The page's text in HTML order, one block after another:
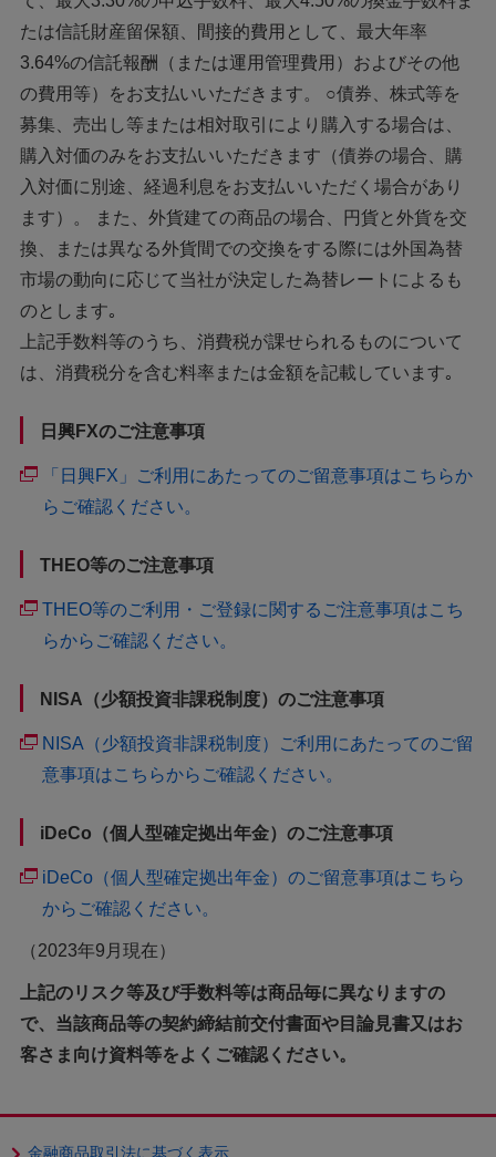
たは信託財産留保額、間接的費用として、最大年率
3.64%の信託報酬（または運用管理費用）およびその他
の費用等）をお支払いいただきます。 ○債券、株式等を
募集、売出し等または相対取引により購入する場合は、
購入対価のみをお支払いいただきます（債券の場合、購
入対価に別途、経過利息をお支払いいただく場合があり
ます）。 また、外貨建ての商品の場合、円貨と外貨を交
換、または異なる外貨間での交換をする際には外国為替
市場の動向に応じて当社が決定した為替レートによるも
のとします｡
上記手数料等のうち、消費税が課せられるものについて
は、消費税分を含む料率または金額を記載しています｡
日興FXのご注意事項
「日興FX」ご利用にあたってのご留意事項はこちらか
らご確認ください。
THEO等のご注意事項
THEO等のご利用・ご登録に関するご注意事項はこち
らからご確認ください。
NISA（少額投資非課税制度）のご注意事項
NISA（少額投資非課税制度）ご利用にあたってのご留
意事項はこちらからご確認ください。
iDeCo（個人型確定拠出年金）のご注意事項
iDeCo（個人型確定拠出年金）のご留意事項はこちら
からご確認ください。
（2023年9月現在）
上記のリスク等及び手数料等は商品毎に異なりますの
で、当該商品等の契約締結前交付書面や目論見書又はお
客さま向け資料等をよくご確認ください。
金融商品取引法に基づく表示